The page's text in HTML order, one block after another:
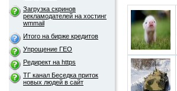
Загрузка скринов
рекламодателей на хостинг
wmmail
Итого на бирже кредитов
Упрощение ГЕО
Редирект на https
ТГ канал Беседка приток
новых людей в сайт